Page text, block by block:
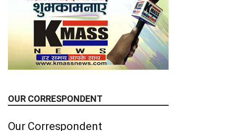
OUR CORRESPONDENT
Our Correspondent